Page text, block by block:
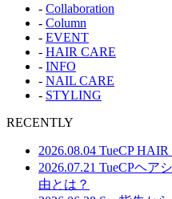
- Collaboration
- Column
- EVENT
- HAIR CARE
- INFO
- NAIL CARE
- STYLING
RECENTLY
2026.08.04 TueCP
2026.07.21 TueCPヘア
由とは？